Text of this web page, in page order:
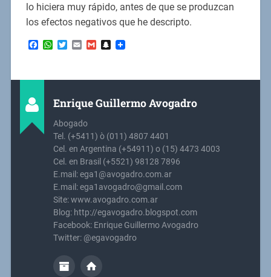
lo hiciera muy rápido, antes de que se produzcan
los efectos negativos que he descripto.
Facebook
WhatsApp
Twitter
EmailGmailSnapchat
Enrique Guillermo Avogadro
Abogado
Tel. (+5411) ò (011) 4807 4401
Cel. en Argentina (+54911) o (15) 4473 4003
Cel. en Brasil (+5521) 98128 7896
E.mail: ega1@avogadro.com.ar
E.mail: ega1avogadro@gmail.com
Site: www.avogadro.com.ar
Blog: http://egavogadro.blogspot.com
Facebook: Enrique Guillermo Avogadro
Twitter: @egavogadro